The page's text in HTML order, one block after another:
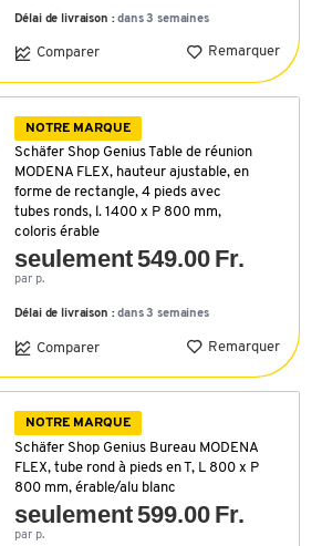
Délai de livraison :dans 3 semaines
Comparer Remarquer
NOTRE MARQUE
Schäfer Shop Genius Table de réunion
MODENA FLEX, hauteur ajustable, en
forme de rectangle, 4 pieds avec
tubes ronds, l. 1400 x P 800 mm,
coloris érable
seulement 549.00 Fr.
par p.
Délai de livraison :dans 3 semaines
Comparer Remarquer
NOTRE MARQUE
Schäfer Shop Genius Bureau MODENA
FLEX, tube rond à pieds en T, L 800 x P
800 mm, érable/alu blanc
seulement 599.00 Fr.
par p.